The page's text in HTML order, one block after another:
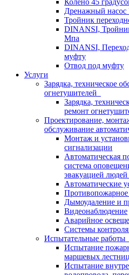
Колено 45
Дренажный
Тройник
DINANSI,
Мпа
DINANSI,
муфту
Отвод под муфту
Услуги
Зарядка, техническое
огнетушителей
Зарядка,
ремонт
Проектирование,
обслуживание
Монтаж и
сигнализации
Автоматическая
система
эвакуацией
Автоматические
Дымоудаление и
Видеонаблюдение
Аварийное
Системы контроля
Испытательные работы
Испытание
маршевых
Испытание